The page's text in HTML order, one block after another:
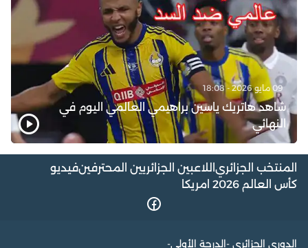
09 مايو 2026 - 18:08
شاهد هاتريك ياسين براهيمي العالمي اليوم في
النهائي
المنتخب الجزائري اللاعبين الجزائريين المحترفينفيديو
كأس العالم 2026 امريكا
الدوري الجزائري -الدرجة الأولى-